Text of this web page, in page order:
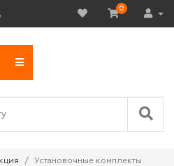
0
Установочные комплекты